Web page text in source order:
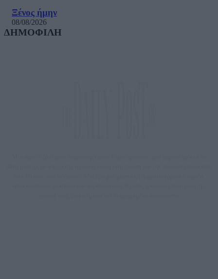
Ξένος ήμην
08/08/2026
ΔΗΜΟΦΙΛΗ